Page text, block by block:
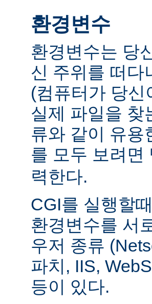
환경변수
환경변수는 당
신 주위를 떠다
(컴퓨터가 당
실제 파일을 찾
류와 같이 유용
를 모두 보려
력한다.
CGI를 실행할
환경변수를 서
우저 종류
파치, IIS,
등이 있다.